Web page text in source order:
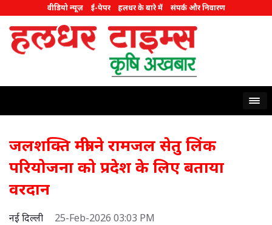
वीडियो न्यूज़ ई-पेपर हलधर के बारे में संपर्क और निवारण
जलशक्ति मंत्री ने रामजल सेतु लिंक
परियोजना को प्रदेश के लिए बताया
वरदान
नई दिल्ली 25-Feb-2026 03:03 PM